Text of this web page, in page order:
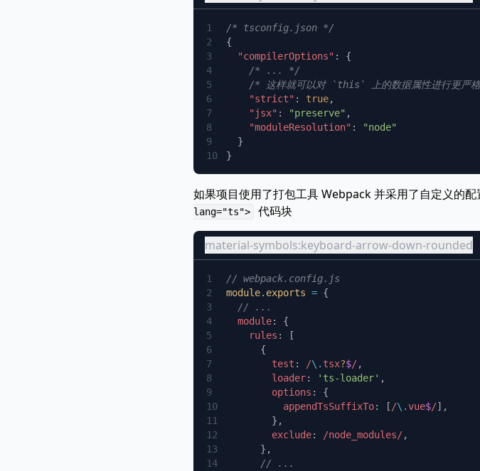
  "compilerOptions"
    "strict"
: true
    "jsx"
: "preserve"
    "moduleResolution"
:
如果项目使用了打包工具 Webpack 并采用了自定义的
lang="ts">
代码块
material-symbols:keyboard-arrow-down-rounded
module. exports =
  module
    rules
        test
: /\. tsx?$/
        loader
: 'ts-loader'
        options
          appendTsSuffixTo
: [ /\.vue$/
        exclude
: /node_modules/